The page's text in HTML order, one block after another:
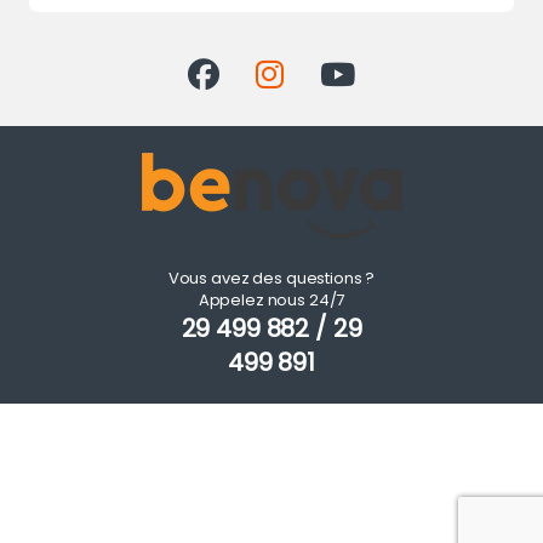
Vous avez des questions ?
Appelez nous 24/7
29 499 882 / 29
499 891